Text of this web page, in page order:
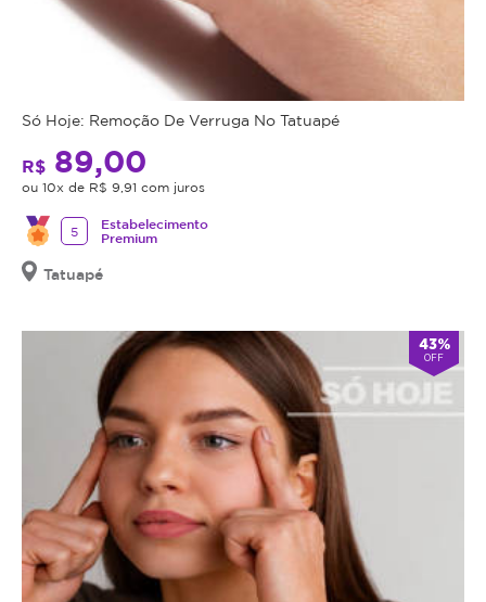
Só Hoje: Remoção De Verruga No Tatuapé
R$ 89,00
ou 10x de R$ 9,91 com juros
5
Estabelecimento
Premium
Tatuapé
43%
OFF